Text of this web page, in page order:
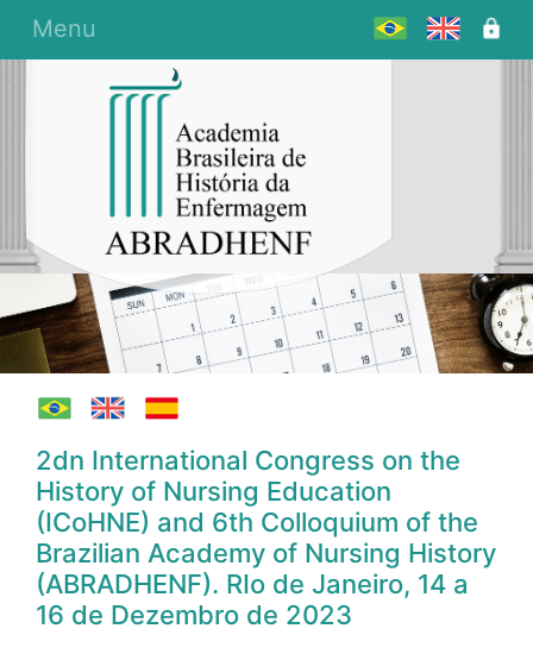
Menu
2dn International Congress on the
History of Nursing Education
(ICoHNE) and 6th Colloquium of the
Brazilian Academy of Nursing History
(ABRADHENF). RIo de Janeiro, 14 a
16 de Dezembro de 2023